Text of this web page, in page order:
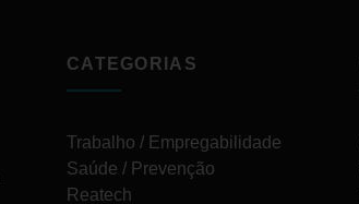
CATEGORIAS
Trabalho / Empregabilidade
Saúde / Prevenção
Reatech